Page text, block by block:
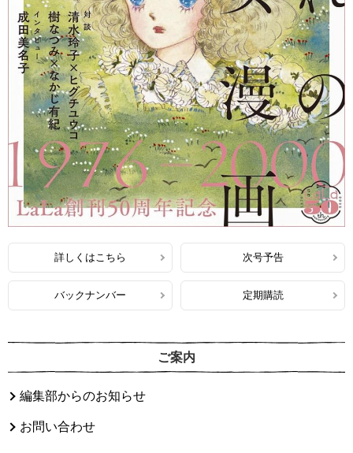
詳しくはこちら 次号予告
バックナンバー 定期購読
ご案内
編集部からのお知らせ
お問い合わせ